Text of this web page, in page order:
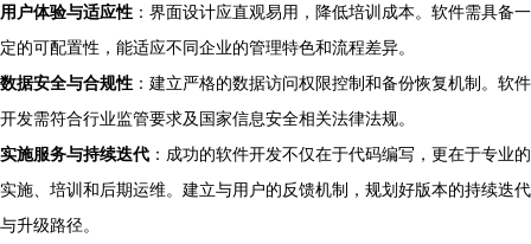
用户体验与适应性 ：界面设计应直观易用，降低培训成本。软件需具备一
定的可配置性，能适应不同企业的管理特色和流程差异。
数据安全与合规性 ：建立严格的数据访问权限控制和备份恢复机制。软件
开发需符合行业监管要求及国家信息安全相关法律法规。
实施服务与持续迭代 ：成功的软件开发不仅在于代码编写，更在于专业的
实施、培训和后期运维。建立与用户的反馈机制，规划好版本的持续迭代
与升级路径。